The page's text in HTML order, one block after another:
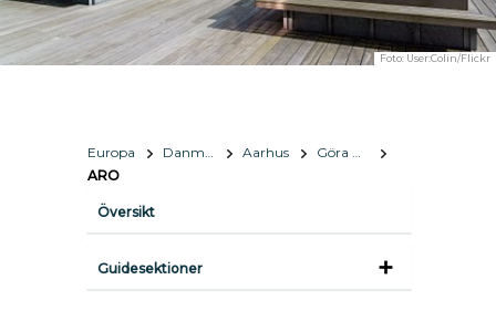
Foto: User:Colin/Flickr
Europa Danmark Aarhus
Göra & Se
ARO
Översikt
Guidesektioner